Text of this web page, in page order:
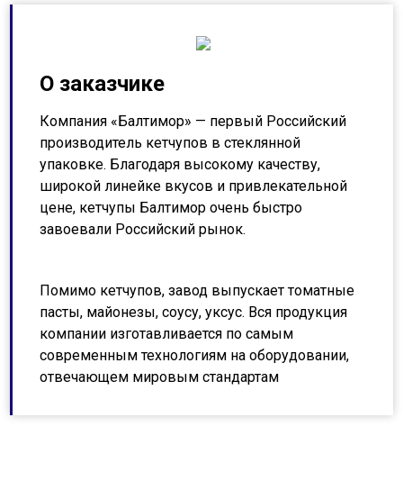
О заказчике
Компания «Балтимор» — первый Российский
производитель кетчупов в стеклянной
упаковке. Благодаря высокому качеству,
широкой линейке вкусов и привлекательной
цене, кетчупы Балтимор очень быстро
завоевали Российский рынок.
Помимо кетчупов, завод выпускает томатные
пасты, майонезы, соусу, уксус. Вся продукция
компании изготавливается по самым
современным технологиям на оборудовании,
отвечающем мировым стандартам